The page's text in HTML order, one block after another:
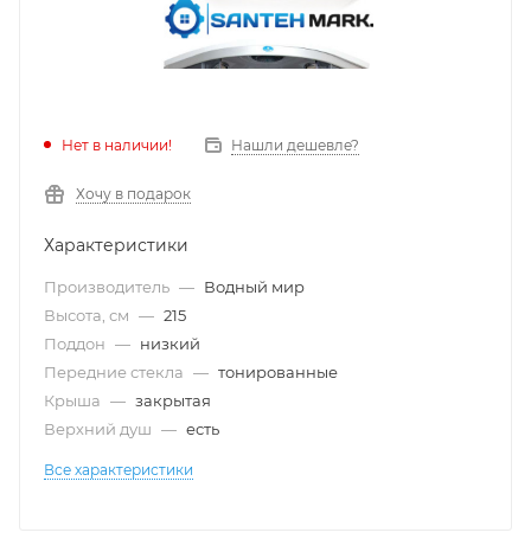
Нет в наличии! Нашли дешевле?
Хочу в подарок
Характеристики
Производитель — Водный мир
Высота, см — 215
Поддон — низкий
Передние стекла — тонированные
Крыша — закрытая
Верхний душ — есть
Все характеристики